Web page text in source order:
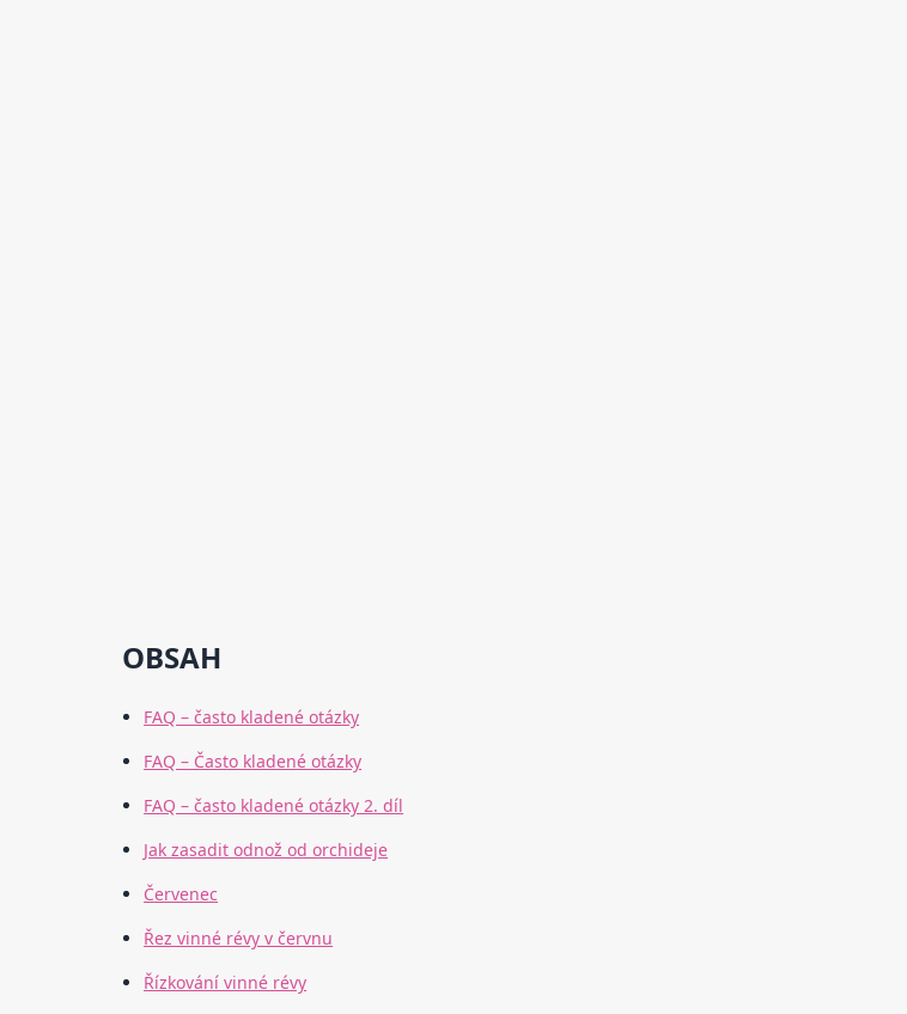
OBSAH
FAQ – často kladené otázky
FAQ – Často kladené otázky
FAQ – často kladené otázky 2. díl
Jak zasadit odnož od orchideje
Červenec
Řez vinné révy v červnu
Řízkování vinné révy